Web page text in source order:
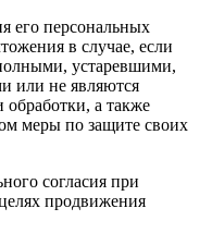
его персональных
в случае, если
устаревшими,
или не являются
а также
меры по защите своих
согласия при
продвижения